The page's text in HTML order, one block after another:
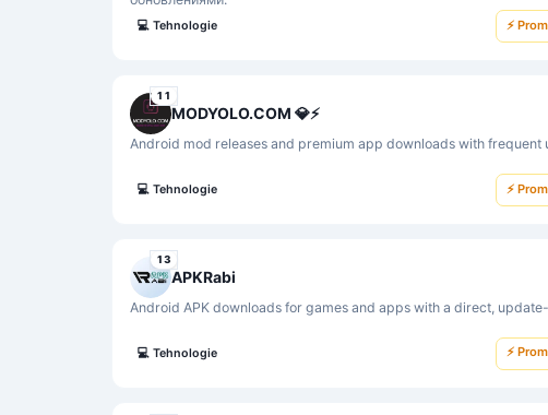
💻 Tehnologie ⚡
11
MODYOLO.COM 💎⚡
Android mod releases and premium app downloads with frequent
💻 Tehnologie ⚡
13
APKRabi
Android APK downloads for games and apps with a direct,
💻 Tehnologie ⚡